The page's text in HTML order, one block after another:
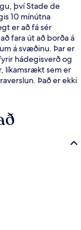
því Stade de
10 mínútna
er að fá sér
fara út að borða á
á svæðinu. Þar er
hádegisverð og
líkamsrækt sem er
Það er ekki
Pleyel